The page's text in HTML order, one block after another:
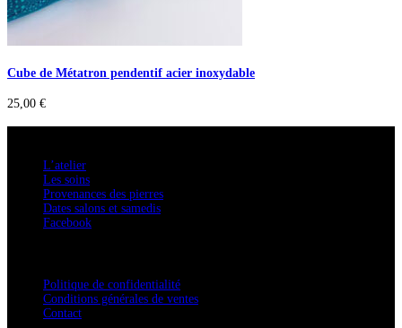
Cube de Métatron pendentif acier inoxydable
25,00 €
L’atelier
Les soins
Provenances des pierres
Dates salons et samedis
Facebook
Politique de confidentialité
Conditions générales de ventes
Contact